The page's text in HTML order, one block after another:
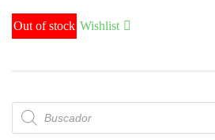
Out of stock Wishlist
Búsqueda
de
productos